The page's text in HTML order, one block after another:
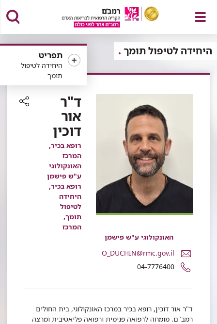
פתח
תפריט
תפריט
היחידה לטיפול
תומך
היחידה לטיפול תומך
ד"ר
אור
דוכין
רופא בכיר,
המרכז
האונקולוגי
ע"ש פישמן
רופא בכיר,
היחידה
לטיפול
תומך,
המרכז
האונקולוגי ע"ש פישמן
דואר
אלקטרוני
ד"ר
דוכין
O_DUCHIN@rmc.gov.il
מספר
טלפון
אור
דוכין
04-7776400
ד"ר אור דוכין, רופא בכיר במרכז האונקולוגי, בית החולים
רמב"ם. מומחה לרפואה פנימית ורפואה פליאטיבית ומרצה